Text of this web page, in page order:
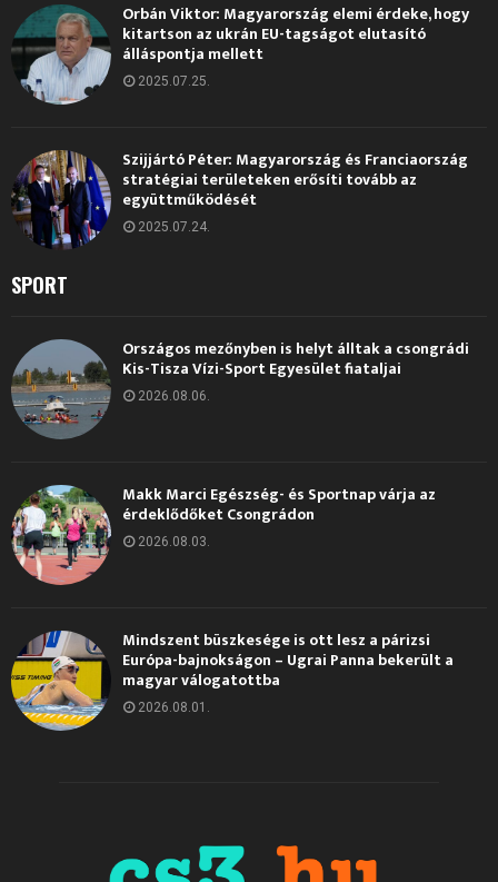
Orbán Viktor: Magyarország elemi érdeke, hogy
kitartson az ukrán EU-tagságot elutasító
álláspontja mellett
2025.07.25.
Szijjártó Péter: Magyarország és Franciaország
stratégiai területeken erősíti tovább az
együttműködését
2025.07.24.
SPORT
Országos mezőnyben is helyt álltak a csongrádi
Kis-Tisza Vízi-Sport Egyesület fiataljai
2026.08.06.
Makk Marci Egészség- és Sportnap várja az
érdeklődőket Csongrádon
2026.08.03.
Mindszent büszkesége is ott lesz a párizsi
Európa-bajnokságon – Ugrai Panna bekerült a
magyar válogatottba
2026.08.01.